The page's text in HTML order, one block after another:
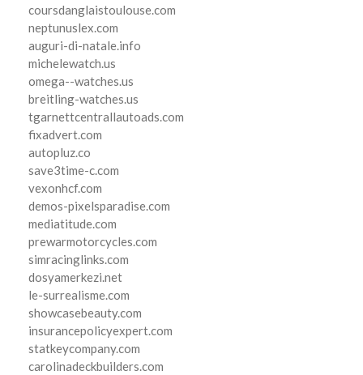
coursdanglaistoulouse.com
neptunuslex.com
auguri-di-natale.info
michelewatch.us
omega--watches.us
breitling-watches.us
tgarnettcentrallautoads.com
fixadvert.com
autopluz.co
save3time-c.com
vexonhcf.com
demos-pixelsparadise.com
mediatitude.com
prewarmotorcycles.com
simracinglinks.com
dosyamerkezi.net
le-surrealisme.com
showcasebeauty.com
insurancepolicyexpert.com
statkeycompany.com
carolinadeckbuilders.com